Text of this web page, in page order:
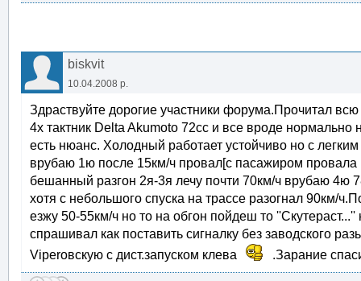
biskvit
10.04.2008 р.
Здраствуйте дорогие участники форума.Прочитал
4х тактник Delta Akumoto 72cc и все вроде
есть нюанс. Холодный работает устойчиво но с
врубаю 1ю после 15км/ч провал[с пасажиром провала
бешанный разгон 2я-3я лечу почти 70км/ч врубаю 4ю
хотя с небольшого спуска на трассе разогнал 90км/
езжу 50-55км/ч но то на обгон пойдеш то
спрашивал как поставить сигналку без заводского
Viperовскую с дист.запуском клева
.Зарание